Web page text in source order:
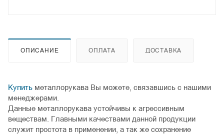
ОПИСАНИЕ ОПЛАТА ДОСТАВКА
Купить металлорукава Вы можете, связавшись с нашими
менеджерами.
Данные металлорукава устойчивы к агрессивным
веществам. Главными качествами данной продукции
служит простота в применении, а так же сохранение